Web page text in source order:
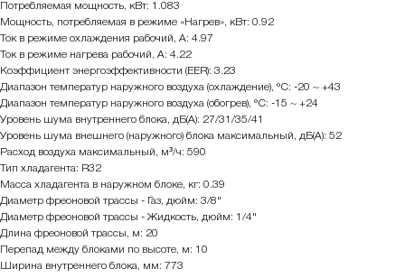
Потребляемая мощность, кВт: 1.083
Мощность, потребляемая в режиме «Нагрев», кВт: 0.92
Ток в режиме охлаждения рабочий, А: 4.97
Ток в режиме нагрева рабочий, А: 4.22
Коэффициент энергоэффективности (EER): 3.23
Диапазон температур наружного воздуха (охлаждение), °С: -20 ~ +43
Диапазон температур наружного воздуха (обогрев), °С: -15 ~ +24
Уровень шума внутреннего блока, дБ(А): 27/31/35/41
Уровень шума внешнего (наружного) блока максимальный, дБ(А): 52
Расход воздуха максимальный, м³/ч: 590
Тип хладагента: R32
Масса хладагента в наружном блоке, кг: 0.39
Диаметр фреоновой трассы - Газ, дюйм: 3/8"
Диаметр фреоновой трассы - Жидкость, дюйм: 1/4"
Длина фреоновой трассы, м: 20
Перепад между блоками по высоте, м: 10
Ширина внутреннего блока, мм: 773